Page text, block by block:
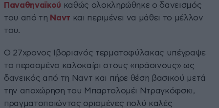
Παναθηναϊκού καθώς ολοκληρώθηκε ο δανεισμός
του από τη Ναντ και περιμένει να μάθει το μέλλον
του.
Ο 27χρονος Ιβοριανός τερματοφύλακας υπέγραψε
το περασμένο καλοκαίρι στους «πράσινους» ως
δανεικός από τη Ναντ και πήρε θέση βασικού μετά
την αποχώρηση του Μπαρτολομέι Ντραγκόφσκι,
πραγματοποιώντας ορισμένες πολύ καλές